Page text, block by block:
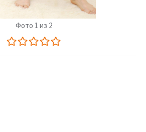
Фото 1 из 2